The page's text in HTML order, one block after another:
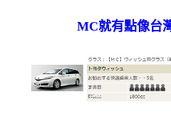
MC就有點像台